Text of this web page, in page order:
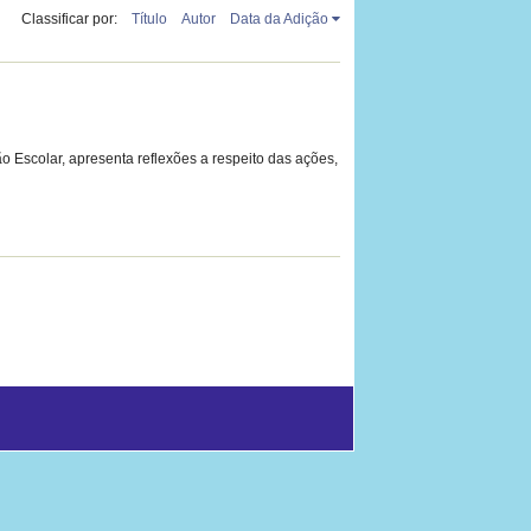
Classificar por: Título Autor Data da Adição
Escolar, apresenta reflexões a respeito das ações,